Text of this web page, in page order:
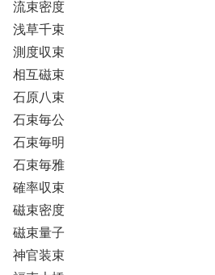
流束密度
浅草千束
測度収束
相互磁束
石原八束
石束毎公
石束毎明
石束毎雅
確率収束
磁束密度
磁束量子
神官装束